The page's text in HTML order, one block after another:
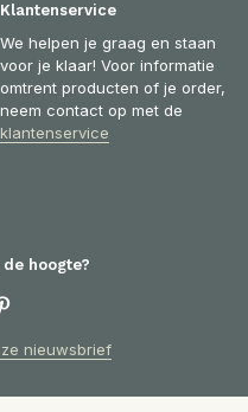
Klantenservice
We helpen je graag en staan
voor je klaar! Voor informatie
omtrent producten of je order,
neem contact op met de
klantenservice
hoogte?
nieuwsbrief